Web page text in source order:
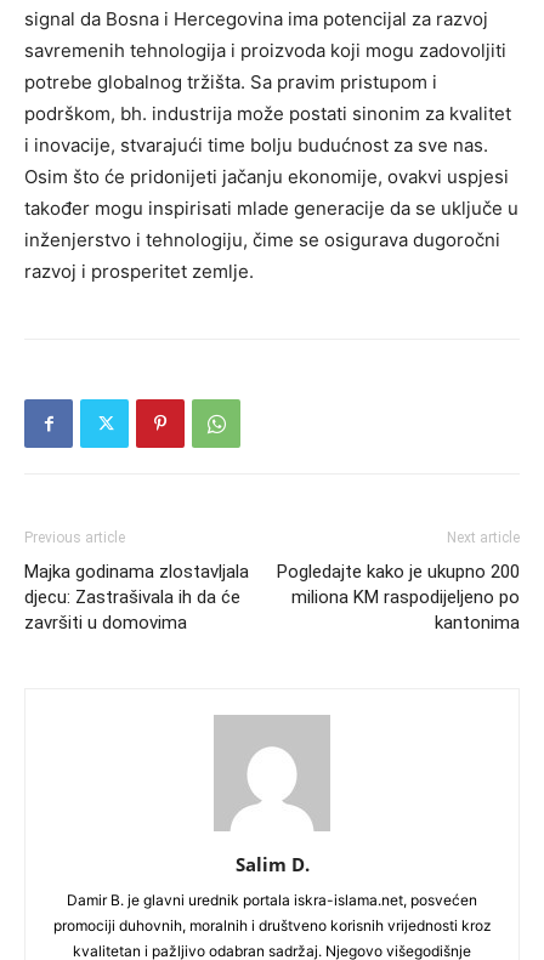
signal da Bosna i Hercegovina ima potencijal za razvoj
savremenih tehnologija i proizvoda koji mogu zadovoljiti
potrebe globalnog tržišta. Sa pravim pristupom i
podrškom, bh. industrija može postati sinonim za kvalitet
i inovacije, stvarajući time bolju budućnost za sve nas.
Osim što će pridonijeti jačanju ekonomije, ovakvi uspjesi
također mogu inspirisati mlade generacije da se uključe u
inženjerstvo i tehnologiju, čime se osigurava dugoročni
razvoj i prosperitet zemlje.
Previous article
Majka godinama zlostavljala
djecu: Zastrašivala ih da će
završiti u domovima
Next article
Pogledajte kako je ukupno 200
miliona KM raspodijeljeno po
kantonima
Salim D.
Damir B. je glavni urednik portala iskra-islama.net, posvećen
promociji duhovnih, moralnih i društveno korisnih vrijednosti kroz
kvalitetan i pažljivo odabran sadržaj. Njegovo višegodišnje